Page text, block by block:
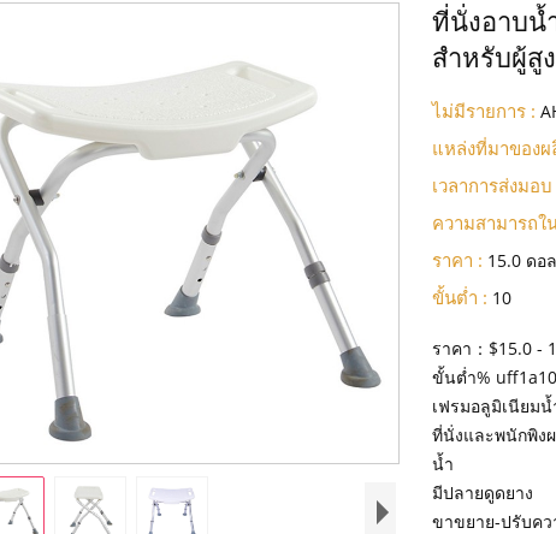
ที่นั่งอาบน้
สำหรับผู้สู
ไม่มีรายการ :
แหล่งที่มาของ
เวลาการส่งมอบ
ความสามารถใ
ราคา : 15.0 ดอ
ขั้นต่ำ : 10
ราคา：$15.0 -
ขั้นต่ำ% uff1a10
เฟรมอลูมิเนียม
ที่นั่งและพนักพิง
น้ำ
มีปลายดูดยาง
ขาขยาย-ปรับคว